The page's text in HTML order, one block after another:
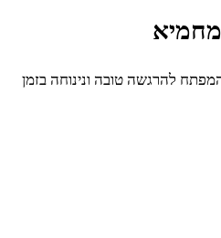
להרגשה טובה ונינוחה בזמן